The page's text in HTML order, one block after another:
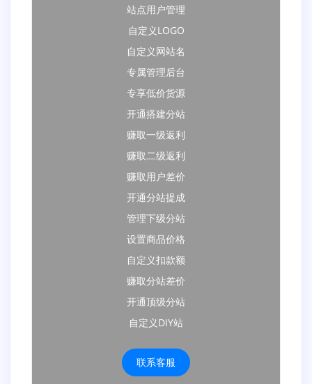
站点用户管理
自定义LOGO
自定义网站名
专属管理后台
专享低价货源
开通搭建分站
赚取一级返利
赚取二级返利
赚取用户差价
开通分站提成
管理下级分站
设置商品价格
自定义扣款额
赚取分站差价
开通顶级分站
自定义DIY站
联系客服